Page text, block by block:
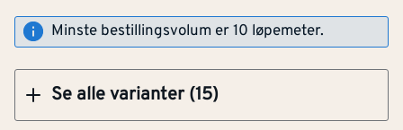
Minste bestillingsvolum er 10 løpemeter.
Se alle varianter (15)
CE-merket Ja
Med bark Nei